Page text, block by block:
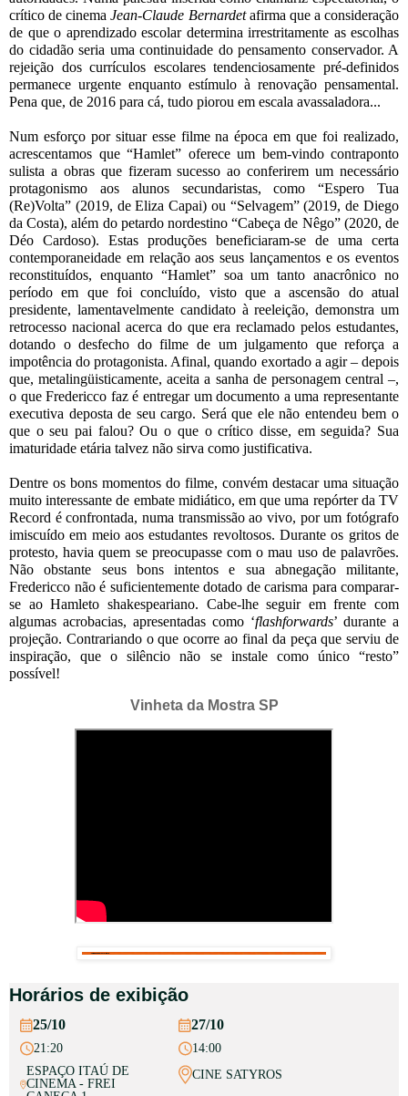
crítico de cinema Jean-Claude Bernardet afirma que a consideração
de que o aprendizado escolar determina irrestritamente as escolhas
do cidadão seria uma continuidade do pensamento conservador. A
rejeição dos currículos escolares tendenciosamente pré-definidos
permanece urgente enquanto estímulo à renovação pensamental.
Pena que, de 2016 para cá, tudo piorou em escala avassaladora...
Num esforço por situar esse filme na época em que foi realizado,
acrescentamos que “Hamlet” oferece um bem-vindo contraponto
sulista a obras que fizeram sucesso ao conferirem um necessário
protagonismo aos alunos secundaristas, como “Espero Tua
(Re)Volta” (2019, de Eliza Capai) ou “Selvagem” (2019, de Diego
da Costa), além do petardo nordestino “Cabeça de Nêgo” (2020, de
Déo Cardoso). Estas produções beneficiaram-se de uma certa
contemporaneidade em relação aos seus lançamentos e os eventos
reconstituídos, enquanto “Hamlet” soa um tanto anacrônico no
período em que foi concluído, visto que a ascensão do atual
presidente, lamentavelmente candidato à reeleição, demonstra um
retrocesso nacional acerca do que era reclamado pelos estudantes,
dotando o desfecho do filme de um julgamento que reforça a
impotência do protagonista. Afinal, quando exortado a agir – depois
que, metalingüisticamente, aceita a sanha de personagem central –,
o que Fredericco faz é entregar um documento a uma representante
executiva deposta de seu cargo. Será que ele não entendeu bem o
que o seu pai falou? Ou o que o crítico disse, em seguida? Sua
imaturidade etária talvez não sirva como justificativa.
Dentre os bons momentos do filme, convém destacar uma situação
muito interessante de embate midiático, em que uma repórter da TV
Record é confrontada, numa transmissão ao vivo, por um fotógrafo
imiscuído em meio aos estudantes revoltosos. Durante os gritos de
protesto, havia quem se preocupasse com o mau uso de palavrões.
Não obstante seus bons intentos e sua abnegação militante,
Fredericco não é suficientemente dotado de carisma para comparar-
se ao Hamleto shakespeariano. Cabe-lhe seguir em frente com
algumas acrobacias, apresentadas como ‘flashforwards’ durante a
projeção. Contrariando o que ocorre ao final da peça que serviu de
inspiração, que o silêncio não se instale como único “resto”
possível!
Vinheta da Mostra SP
Horários de exibição
25/10
21:20
ESPAÇO ITAÚ DE
CINEMA - FREI
27/10
14:00
CINE SATYROS